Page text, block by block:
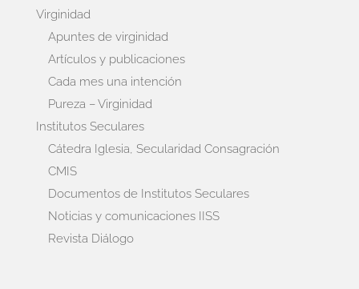
Virginidad
Apuntes de virginidad
Artículos y publicaciones
Cada mes una intención
Pureza – Virginidad
Institutos Seculares
Cátedra Iglesia, Secularidad Consagración
CMIS
Documentos de Institutos Seculares
Noticias y comunicaciones IISS
Revista Diálogo